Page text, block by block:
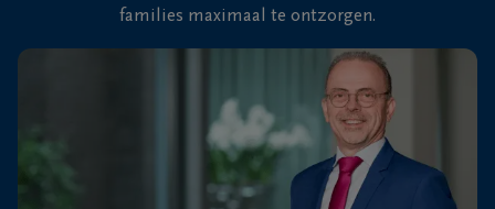
families maximaal te ontzorgen.